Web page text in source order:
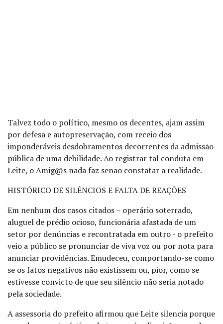
Talvez todo o político, mesmo os decentes, ajam assim
por defesa e autopreservação, com receio dos
imponderáveis desdobramentos decorrentes da admissão
pública de uma debilidade. Ao registrar tal conduta em
Leite, o Amig@s nada faz senão constatar a realidade.
HISTÓRICO DE SILÊNCIOS E FALTA DE REAÇÕES
Em nenhum dos casos citados – operário soterrado,
aluguel de prédio ocioso, funcionária afastada de um
setor por denúncias e recontratada em outro - o prefeito
veio a público se pronunciar de viva voz ou por nota para
anunciar providências. Emudeceu, comportando-se como
se os fatos negativos não existissem ou, pior, como se
estivesse convicto de que seu silêncio não seria notado
pela sociedade.
A assessoria do prefeito afirmou que Leite silencia porque